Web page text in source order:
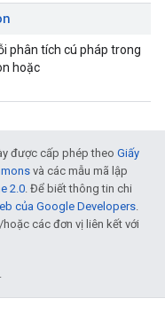
phân tích cú pháp trong
hoặc
được cấp phép theo Giấy
và các mẫu mã lập
2.0. Để biết thông tin chi
của Google Developers.
các đơn vị liên kết với